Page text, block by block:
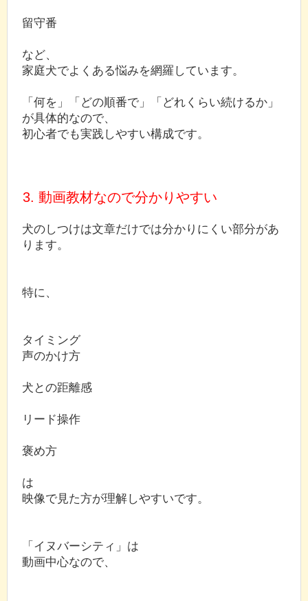
留守番
など、
家庭犬でよくある悩みを網羅しています。
「何を」「どの順番で」「どれくらい続けるか」
が具体的なので、
初心者でも実践しやすい構成です。
3. 動画教材なので分かりやすい
犬のしつけは文章だけでは分かりにくい部分があ
ります。
特に、
タイミング
声のかけ方
犬との距離感
リード操作
褒め方
は
映像で見た方が理解しやすいです。
「イヌバーシティ」は
動画中心なので、